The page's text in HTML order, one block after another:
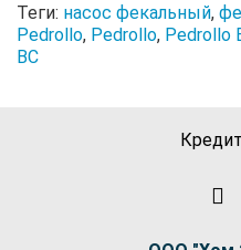
Теги: насос фекальный,
Pedrollo, Pedrollo, Pedrollo
BC